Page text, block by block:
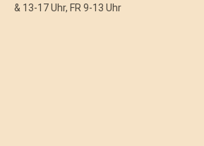
& 13-17 Uhr, FR 9-13 Uhr